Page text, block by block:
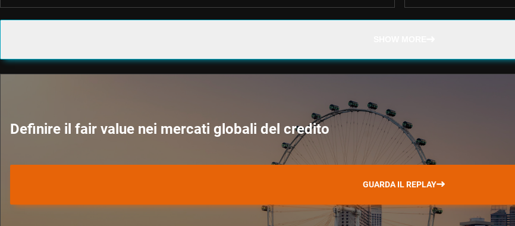
Definire il fair value nei mercati globali del credito
GUARDA IL REPLAY